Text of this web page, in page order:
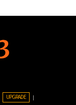
UPGRADE